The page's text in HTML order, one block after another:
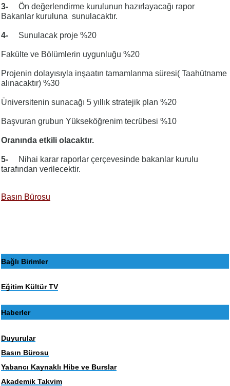
3- Ön değerlendirme kurulunun hazırlayacağı rapor
Bakanlar kuruluna sunulacaktır.
4- Sunulacak proje %20
Fakülte ve Bölümlerin uygunluğu %20
Projenin dolayısıyla inşaatın tamamlanma süresi( Taahütname
alınacaktır) %30
Üniversitenin sunacağı 5 yıllık stratejik plan %20
Başvuran grubun Yükseköğrenim tecrübesi %10
Oranında etkili olacaktır.
5-
Nihai karar raporlar çerçevesinde bakanlar kurulu
tarafından verilecektir.
Basın Bürosu
Bağlı Birimler
Eğitim Kültür TV
Haberler
Duyurular
Basın Bürosu
Yabancı Kaynaklı Hibe ve Burslar
Akademik Takvim